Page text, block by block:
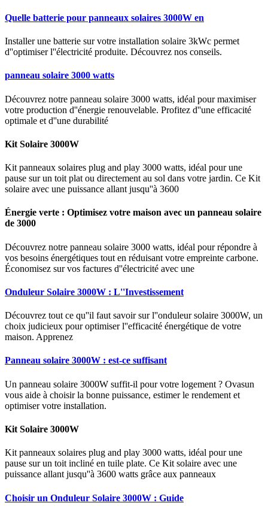
Quelle batterie pour panneaux solaires 3000W en
Installer une batterie sur votre installation solaire 3kWc permet
d''optimiser l''électricité produite. Découvrez nos conseils.
panneau solaire 3000 watts
Découvrez notre panneau solaire 3000 watts, idéal pour maximiser
votre production d''énergie renouvelable. Profitez d''une efficacité
optimale et d''une durabilité
Kit Solaire 3000W
Kit panneaux solaires plug and play 3000 watts, idéal pour une
pause sur un toit plat ou directement au sol dans votre jardin. Ce Kit
solaire avec une puissance allant jusqu''à 3600
Énergie verte : Optimisez votre maison avec un panneau solaire
de 3000
Découvrez notre panneau solaire 3000 watts, idéal pour répondre à
vos besoins énergétiques tout en réduisant votre empreinte carbone.
Économisez sur vos factures d''électricité avec une
Onduleur Solaire 3000W : L''Investissement
Découvrez tout ce qu''il faut savoir sur l''onduleur solaire 3000W, un
choix judicieux pour optimiser l''efficacité énergétique de votre
maison. Apprenez
Panneau solaire 3000W : est-ce suffisant
Un panneau solaire 3000W suffit-il pour votre logement ? Ovasun
vous aide à choisir la bonne puissance, estimer le rendement et
optimiser votre installation.
Kit Solaire 3000W
Kit panneaux solaires plug and play 3000 watts, idéal pour une
pause sur un toit incliné en tuile plate. Ce Kit solaire avec une
puissance allant jusqu''à 3600 watts grâce aux panneaux
Choisir un Onduleur Solaire 3000W : Guide